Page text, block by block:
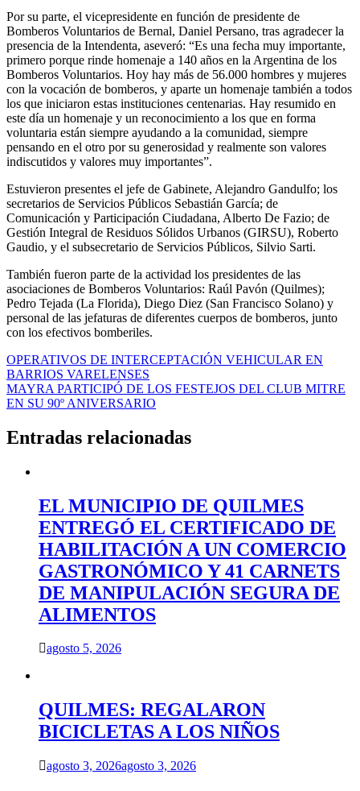
Por su parte, el vicepresidente en función de presidente de
Bomberos Voluntarios de Bernal, Daniel Persano, tras agradecer la
presencia de la Intendenta, aseveró: “Es una fecha muy importante,
primero porque rinde homenaje a 140 años en la Argentina de los
Bomberos Voluntarios. Hoy hay más de 56.000 hombres y mujeres
con la vocación de bomberos, y aparte un homenaje también a todos
los que iniciaron estas instituciones centenarias. Hay resumido en
este día un homenaje y un reconocimiento a los que en forma
voluntaria están siempre ayudando a la comunidad, siempre
pensando en el otro por su generosidad y realmente son valores
indiscutidos y valores muy importantes”.
Estuvieron presentes el jefe de Gabinete, Alejandro Gandulfo; los
secretarios de Servicios Públicos Sebastián García; de
Comunicación y Participación Ciudadana, Alberto De Fazio; de
Gestión Integral de Residuos Sólidos Urbanos (GIRSU), Roberto
Gaudio, y el subsecretario de Servicios Públicos, Silvio Sarti.
También fueron parte de la actividad los presidentes de las
asociaciones de Bomberos Voluntarios: Raúl Pavón (Quilmes);
Pedro Tejada (La Florida), Diego Diez (San Francisco Solano) y
personal de las jefaturas de diferentes cuerpos de bomberos, junto
con los efectivos bomberiles.
Navegación
de
entradas
OPERATIVOS DE INTERCEPTACIÓN VEHICULAR EN
BARRIOS VARELENSES
MAYRA PARTICIPÓ DE LOS FESTEJOS DEL CLUB MITRE
EN SU 90º ANIVERSARIO
Entradas relacionadas
EL MUNICIPIO DE QUILMES
ENTREGÓ EL CERTIFICADO DE
HABILITACIÓN A UN COMERCIO
GASTRONÓMICO Y 41 CARNETS
DE MANIPULACIÓN SEGURA DE
ALIMENTOS
agosto 5, 2026
QUILMES: REGALARON
BICICLETAS A LOS NIÑOS
agosto 3, 2026agosto 3, 2026